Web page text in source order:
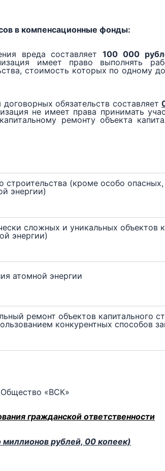
в компенсационные фонды:
вреда составляет100 000
имеет право выполнять
стоимость которых по одному
обязательств составляет
не имеет права принимать
ремонту объекта
строительства (кроме особо
энергии)
сложных и уникальных объектов
энергии)
атомной энергии
ремонт объектов капитального
конкурентных способов
«ВСК»
гражданской ответственности
рублей, 00 копеек)